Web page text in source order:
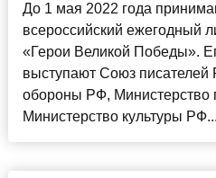
До 1 мая 2022 года
всероссийский ежегодный
«Герои Великой Победы».
выступают Союз писателей
обороны РФ,
Министерство культуры РФ...